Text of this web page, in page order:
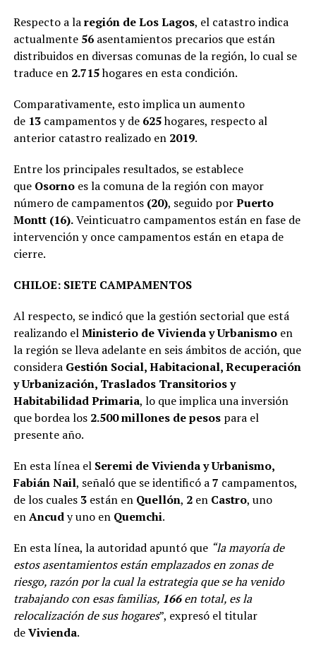
Respecto a laregión de Los Lagos, el catastro indica
actualmente 56asentamientos precarios que están
distribuidos en diversas comunas de la región, lo cual se
traduce en 2.715hogares en esta condición.
Comparativamente, esto implica un aumento
de 13campamentos y de 625hogares, respecto al
anterior catastro realizado en 2019.
Entre los principales resultados, se establece
que Osornoes la comuna de la región con mayor
número de campamentos(20), seguido porPuerto
Montt (16).Veinticuatro campamentos están en fase de
intervención y once campamentos están en etapa de
cierre.
CHILOE: SIETE CAMPAMENTOS
Al respecto, se indicó que la gestión sectorial que está
realizando elMinisterio de Vivienda y Urbanismoen
la región se lleva adelante en seis ámbitos de acción, que
considera Gestión Social, Habitacional, Recuperación
y Urbanización, Traslados Transitorios y
Habitabilidad Primaria, lo que implica una inversión
que bordea los 2.500 millones de pesospara el
presente año.
En esta línea el Seremi de Vivienda y Urbanismo,
Fabián Nail, señaló que se identificó a7 campamentos,
de los cuales 3están en Quellón, 2en Castro, uno
enAncudy uno en Quemchi.
En esta línea, la autoridad apuntó que “la mayoría de
estos asentamientos están emplazados en zonas de
riesgo, razón por la cual la estrategia que se ha venido
trabajando con esas familias, 166en total, es la
relocalización de sus hogares”, expresó el titular
deVivienda.